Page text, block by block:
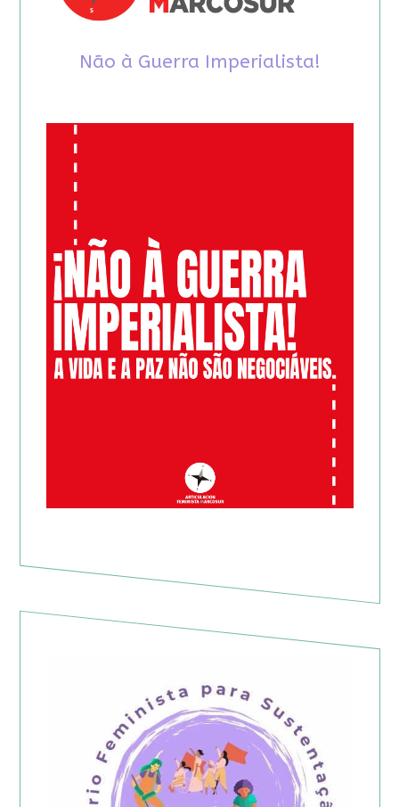
Não à Guerra Imperialista!